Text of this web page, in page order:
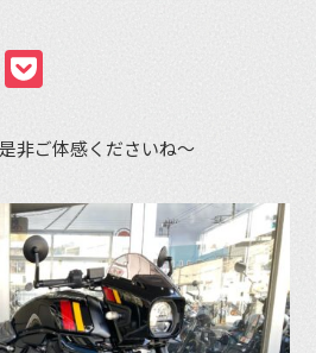
Line
非ご体感くださいね〜